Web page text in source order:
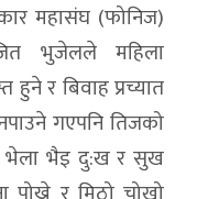
महासंघ (फोनिज)
भुजेलले महिला
हुने र बिवाह प्रच्यात
गएपनि तिजको
भेला भैइ दु:ख र सुख